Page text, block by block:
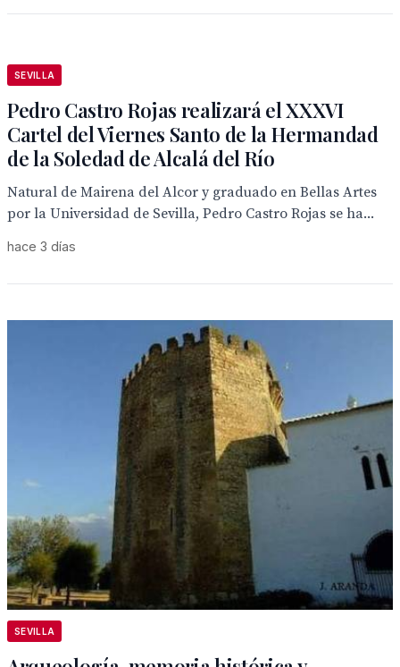
SEVILLA
Pedro Castro Rojas realizará el XXXVI
Cartel del Viernes Santo de la Hermandad
de la Soledad de Alcalá del Río
Natural de Mairena del Alcor y graduado en Bellas Artes
por la Universidad de Sevilla, Pedro Castro Rojas se ha...
hace 3 días
SEVILLA